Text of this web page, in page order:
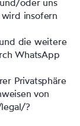
oder uns
insofern
die weitere
WhatsApp
Privatsphäre
von
/?